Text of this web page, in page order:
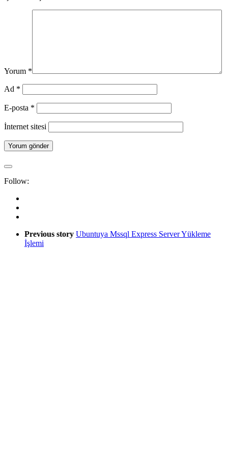
Yorum *
Ad *
E-posta *
İnternet sitesi
Follow:
Previous story Ubuntuya Mssql Express Server Yükleme
İşlemi